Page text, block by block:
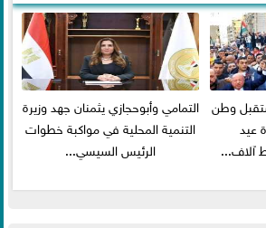
وطن
عيد
آلاف...
التمامي وأبوحجازي يثمنان جهد وزيرة
التنمية المحلية في مواكبة خطوات
الرئيس السيسي...